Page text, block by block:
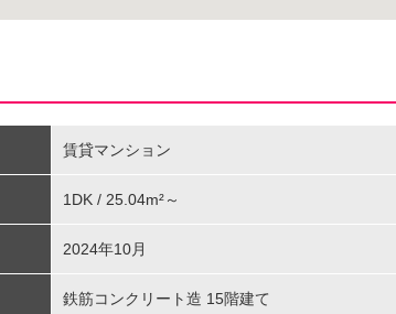
賃貸マンション
1DK / 25.04m²～
2024年10月
鉄筋コンクリート造 15階建て